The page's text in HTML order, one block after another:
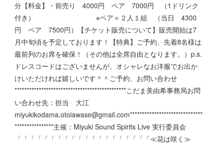
分【料金】・前売り 4000円 ペア 7000円 （1ドリンク
付き） ※ペア＝２人１組 （当日 4300
円 ペア 7500円）【チケット販売について】販売開始は7
月中旬頃を予定しております！【特典】ご予約、先着8名様は
最前列のお席を確保！（その他は全席自由となります。）p.s.
ドレスコードはございませんが、オシャレなお洋服でお出か
けいただければ嬉しいです＾＾ご予約、お問い合わせ
**********************************************こだま美由希事務局お問
い合わせ先：担当 大江
miyukikodama.otoiawase@gmail.com******************************
****************主催：Miyuki Sound Spirits Live 実行委員会
「「「「「「「「「「「「「「「「「「「「≪花は咲く≫